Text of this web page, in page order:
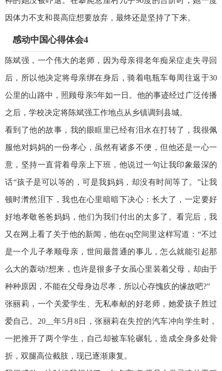
因体力不支和畏高症想要放弃，最终还是坚持了下来。
感动中国心得体会4
陈斌强，一个伟大的老师，因为母亲得老年痴呆症走失寻回
后，所以他决定将母亲绑在身后，骑着电瓶车每周往返于30
公里的山路中，照顾母亲5年如一日。他的事迹经过广泛传播
之后，学校决定将陈斌强工作地点从乡镇调到县城。
看到了他的故事，我的眼眶里已经有泪水在打转了，我很佩
服他对妈妈的一份孝心，虽然有诸多不便，但他还是一心一
意，坚持一直背着母亲上下班，他说过一句让我印象最深的
话“孩子是可以等的，可是我妈妈，却没有时间等了。”让我
顿时潸然泪下，我也在心里暗暗下决心：长大了，一定要好
好地孝敬爸爸妈妈，他们为我们付出的太多了。看完后，我
又在网上看了关于他的新闻，他在qq空间里这样写道：“不过
是一个儿子孝顺母亲，世间最普通的事儿，怎么就能引起那
么大的轰动?想来，也许是很多子女虽心里装着父母，却由于
种种原因，不能在父母身边尽孝，所以心存愧疚的缘故吧?”
张丽莉，一个关爱学生、无私奉献的好老师，她爱孩子胜过
爱自己。20__年5月8日，张丽莉在失控的汽车冲向学生时，
一把推开了两个学生，自己却被车轮碾轧，造成全身多处骨
折，双腿高位截肢，现已逐渐康复。